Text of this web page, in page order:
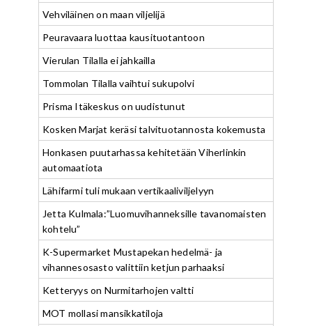
Vehviläinen on maan viljelijä
Peuravaara luottaa kausituotantoon
Vierulan Tilalla ei jahkailla
Tommolan Tilalla vaihtui sukupolvi
Prisma Itäkeskus on uudistunut
Kosken Marjat keräsi talvituotannosta kokemusta
Honkasen puutarhassa kehitetään Viherlinkin
automaatiota
Lähifarmi tuli mukaan vertikaaliviljelyyn
Jetta Kulmala:”Luomuvihanneksille tavanomaisten
kohtelu”
K-Supermarket Mustapekan hedelmä- ja
vihannesosasto valittiin ketjun parhaaksi
Ketteryys on Nurmitarhojen valtti
MOT mollasi mansikkatiloja